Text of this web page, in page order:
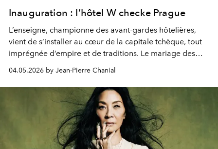
Inauguration : l’hôtel W checke Prague
L’enseigne, championne des avant-gardes hôtelières,
vient de s’installer au cœur de la capitale tchèque, tout
imprégnée d’empire et de traditions. Le mariage des
04.05.2026 by Jean-Pierre Chanial